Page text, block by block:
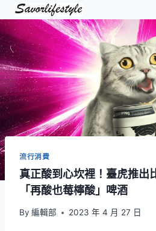
Skip
to
content
流行消費
真正酸到心坎裡！臺虎推出
「再酸也莓檸酸」啤酒
By 編輯部 2023 年 4 月 27 日